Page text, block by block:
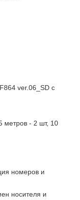
ver.06_SD с
метров - 2 шт, 10
номеров и
носителя и